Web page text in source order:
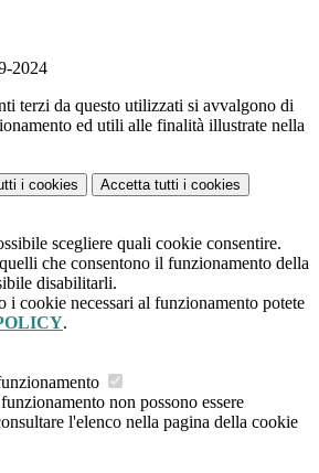
2024
terzi da questo utilizzati si avvalgono di
ed utili alle finalità illustrate nella
i cookies Accetta tutti i cookies
scegliere quali cookie consentire.
che consentono il funzionamento della
disabilitarli.
i cookie necessari al funzionamento potete
.
non possono essere
l'elenco nella pagina della cookie